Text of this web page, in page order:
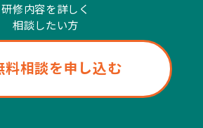
研修内容を詳しく
相談したい方
料相談を申し込む